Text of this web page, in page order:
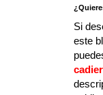
Si
este